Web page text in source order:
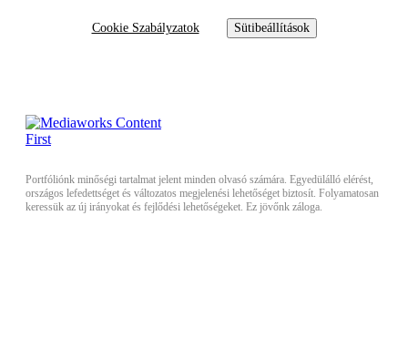
Cookie Szabályzatok Sütibeállítások
Portfóliónk minőségi tartalmat jelent minden olvasó számára. Egyedülálló elérést,
országos lefedettséget és változatos megjelenési lehetőséget biztosít. Folyamatosan
keressük az új irányokat és fejlődési lehetőségeket. Ez jövőnk záloga.